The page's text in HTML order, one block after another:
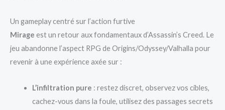
Un gameplay centré sur l’action furtive
Mirage est un retour aux fondamentaux d’Assassin’s Creed. Le
jeu abandonne l’aspect RPG de Origins/Odyssey/Valhalla pour
revenir à une expérience axée sur :
L’infiltration pure : restez discret, observez vos cibles,
cachez-vous dans la foule, utilisez des passages secrets